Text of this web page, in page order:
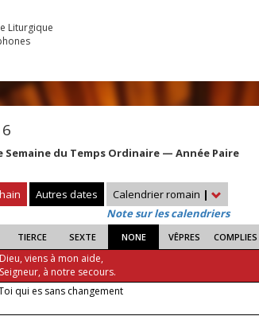
Liturgique
Semaine du Temps Ordinaire — Année Paire
Autres dates Calendrier romain |
Note sur les calendriers
TIERCE SEXTE NONE VÊPRES COMPLIES
viens à mon aide,
à notre secours.
qui es sans changement